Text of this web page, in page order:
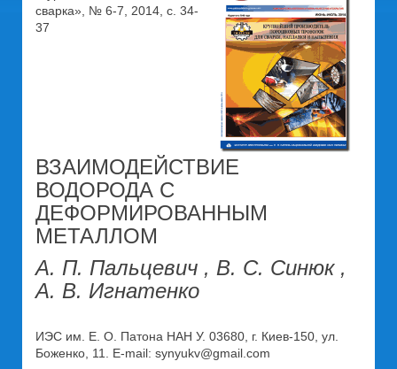
сварка», № 6-7, 2014, с. 34-
37
ВЗАИМОДЕЙСТВИЕ
ВОДОРОДА С
ДЕФОРМИРОВАННЫМ
МЕТАЛЛОМ
А. П. Пальцевич , В. С. Синюк ,
А. В. Игнатенко
ИЭС им. Е. О. Патона НАН У. 03680, г. Киев-150, ул.
Боженко, 11. Е-mail: synyukv@gmail.com